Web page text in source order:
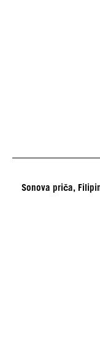
Sonova priča,